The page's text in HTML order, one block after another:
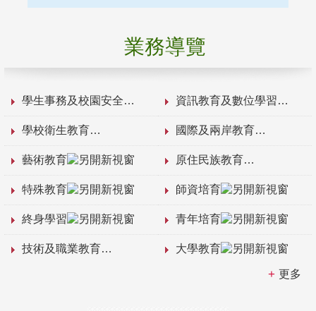
業務導覽
學生事務及校園安全 資訊教育及數位學習
學校衛生教育 國際及兩岸教育
藝術教育 原住民族教育
特殊教育 師資培育
終身學習 青年培育
技術及職業教育 大學教育
更多